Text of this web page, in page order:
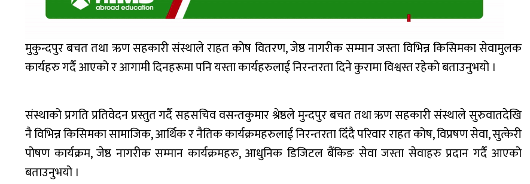
मुकुन्दपुर बचत तथा ऋण सहकारी संस्थाले राहत कोष वितरण, जेष्ठ नागरीक सम्मान जस्ता विभिन्न किसिमका सेवामुलक
कार्यहरु गर्दै आएको र आगामी दिनहरूमा पनि यस्ता कार्यहरुलाई निरन्तरता दिने कुरामा विश्वस्त रहेको बताउनुभयो ।
संस्थाको प्रगति प्रतिवेदन प्रस्तुत गर्दै सहसचिव वसन्तकुमार श्रेष्ठले मुन्दपुर बचत तथा ऋण सहकारी संस्थाले सुरुवातदेखि
नै विभिन्न किसिमका सामाजिक, आर्थिक र नैतिक कार्यक्रमहरुलाई निरन्तरता दिँदै परिवार राहत कोष, विप्रषण सेवा, सुत्केरी
पोषण कार्यक्रम, जेष्ठ नागरीक सम्मान कार्यक्रमहरु, आधुनिक डिजिटल बैंकिङ सेवा जस्ता सेवाहरु प्रदान गर्दै आएको
बताउनुभयो ।